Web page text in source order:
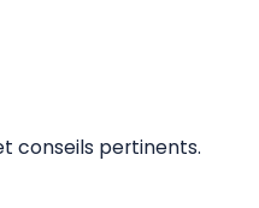
conseils pertinents.